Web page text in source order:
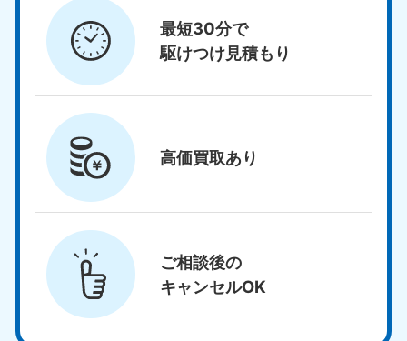
最短30分で
駆けつけ見積もり
高価買取あり
ご相談後の
キャンセルOK